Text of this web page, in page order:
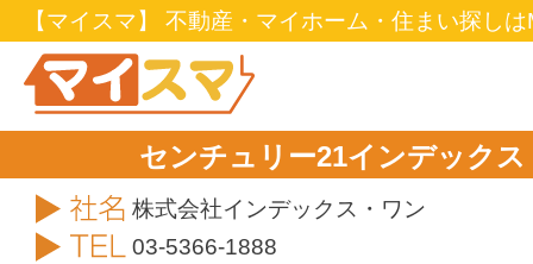
【マイスマ】 不動産・マイホーム・住まい探し
センチュリー21インデック
社名
株式会社インデックス・ワン
TEL
03-5366-1888